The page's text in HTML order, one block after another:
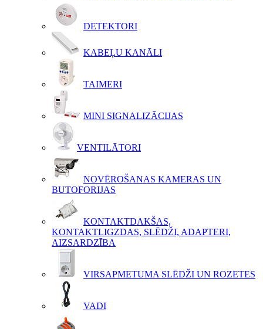
DETEKTORI
KABEĻU KANĀLI
TAIMERI
MINI SIGNALIZĀCIJAS
VENTILĀTORI
NOVĒROŠANAS KAMERAS UN
BUTOFORIJAS
KONTAKTDAKŠAS,
KONTAKTLIGZDAS, SLĒDŽI, ADAPTERI,
AIZSARDZĪBA
VIRSAPMETUMA SLĒDŽI UN ROZETES
VADI